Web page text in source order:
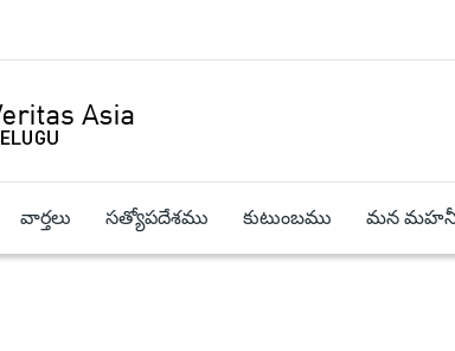
వార్తలు సత్యోపదేశము కుటుంబము మన